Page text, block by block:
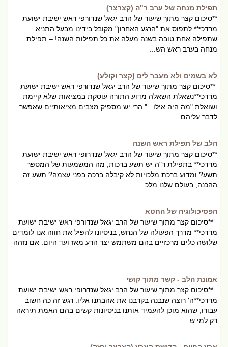
תפילת מנחה של ערב ר"ה (קצרצר)
**סיכום קצר מתוך שיעור של הרב יגאל שנדורפי ראש ישיבת ישועת
מרדכי** לתפוס את "הרגע האחרון" מקובל בידינו מבעל התניא
שתפילה אחת טובה בשנה מעלה את כל תפילות השנה! – תפילת
מנחה בערב ראש הש...
לא בשמים ולא מעבר לים (קצר וקולע)
**סיכום קצר מתוך שיעור של הרב יגאל שנדורפי ראש ישיבת ישועת
מרדכי**נשאלת השאלה מדוע התורה עוסקת במציאות שלא קיימת
ושואלת "מה היה אילו..." הרי יש מספיק מצבים מציאותיים שאפשר
לדבר עליהם....
הלב של תפילת ראש השנה
**סיכום קצר מתוך שיעור של הרב יגאל שנדרופי ראש ישיבת ישועת
מרדכי** בתפילת ר"ה יש תשע ברכות, מה המשמעות של המספר
תשע? ומדוע ברכת מלכויות לא קיבלה ברכה בפני עצמה? תשע זה
ההכנה, בעולם שלנו מלכ...
הפסיכולוגיה של החטא
**סיכום קצר מתוך שיעור של הרב יגאל שנדורפי ראש ישיבת ישועת
מרדכי** מדרך הפעולה של הנחש, בניסיונו להפיל את חווה אנו לומדים
שלושה כלים מרכזיים בהם משתמש יצר הרע מאז ועד היום. אם נזהה
אמונת הלב - קשר מתוך קושי
**סיכום קצר מתוך שיעור של הרב יגאל שנדרופי ראש ישיבת ישועת
מרדכי**ה' רוצה שנבנה בקרבנו את אהבתנו אליו. רגש זה כה חשוב
עבורו, שהוא מוכן להעמיד אותנו בניסיונות קשים בהם האמת תיראה
רק למי ש...